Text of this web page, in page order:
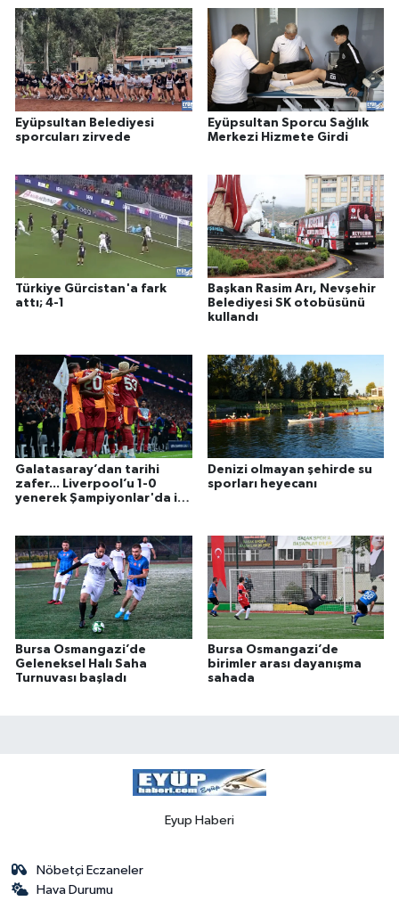
Eyüpsultan Belediyesi
sporcuları zirvede
Eyüpsultan Sporcu Sağlık
Merkezi Hizmete Girdi
Türkiye Gürcistan'a fark
attı; 4-1
Başkan Rasim Arı, Nevşehir
Belediyesi SK otobüsünü
kullandı
Galatasaray’dan tarihi
zafer... Liverpool’u 1-0
yenerek Şampiyonlar'da ilk
Denizi olmayan şehirde su
sporları heyecanı
Bursa Osmangazi’de
Geleneksel Halı Saha
Turnuvası başladı
Bursa Osmangazi’de
birimler arası dayanışma
sahada
Eyup Haberi
Nöbetçi Eczaneler
Hava Durumu